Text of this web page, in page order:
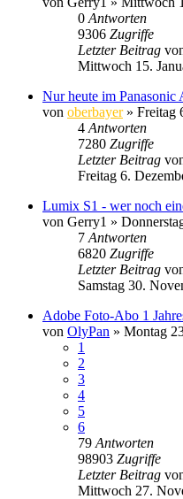
0 Antworten
9306 Zugriffe
Letzter Beitrag
Mittwoch 15.
Nur heute im Panasonic
von oberbayer» Freitag
4 Antworten
7280 Zugriffe
Letzter Beitrag
Freitag 6.
Lumix S1 - wer noch
von Gerry1 »
7 Antworten
6820 Zugriffe
Letzter Beitrag
Samstag 30.
Adobe Foto-Abo 1
von OlyPan » Montag
1
2
3
4
5
6
79 Antworten
98903 Zugriffe
Letzter Beitrag
Mittwoch 27.